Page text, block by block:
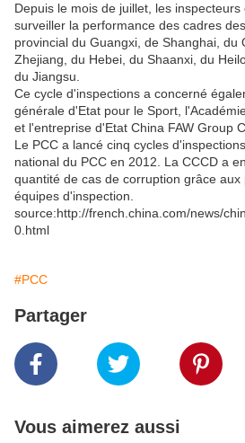
Depuis le mois de juillet, les
surveiller la performance des cadres
provincial du Guangxi, de Shanghai, du
Zhejiang, du Hebei, du Shaanxi, du
du Jiangsu.
Ce cycle d'inspections a concerné
générale d'Etat pour le Sport,
et l'entreprise d'Etat China FAW Group
Le PCC a lancé cinq cycles
national du PCC en 2012. La CCCD a
quantité de cas de corruption grâce
équipes d'inspection.
source:http://french.china.com/news/
0.html
#PCC
Partager
Vous aimerez aussi